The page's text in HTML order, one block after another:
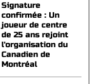
Signature
confirmée : Un
joueur de centre
de 25 ans rejoint
l'organisation du
Canadien de
Montréal